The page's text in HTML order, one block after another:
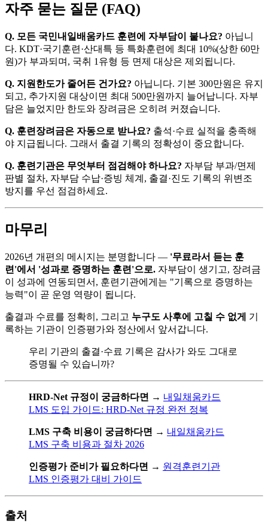
자주 묻는 질문 (FAQ)
Q. 모든 국민내일배움카드 훈련에 자부담이 붙나요? 아닙니
다. KDT·국기훈련·산대특 등 특화훈련에 최대 10%(상한 60만
원)가 부과되며, 국취 1유형 등 면제 대상은 제외됩니다.
Q. 지원한도가 줄어든 건가요? 아닙니다. 기본 300만원은 유지
되고, 추가지원 대상이면 최대 500만원까지 늘어납니다. 자부
담은 늘었지만 한도와 장려금은 오히려 커졌습니다.
Q. 훈련장려금은 자동으로 받나요? 출석·수료 실적을 충족해
야 지급됩니다. 그래서 출결 기록의 정확성이 중요합니다.
Q. 훈련기관은 무엇부터 점검해야 하나요? 자부담 부과/면제
판별 절차, 자부담 수납·증빙 체계, 출결·진도 기록의 위변조
방지를 우선 점검하세요.
마무리
2026년 개편의 메시지는 분명합니다 — '무료라서 듣는 훈
련'에서 '성과로 증명하는 훈련'으로. 자부담이 생기고, 장려금
이 성과에 연동되면서, 훈련기관에게는 "기록으로 증명하는
능력"이 곧 운영 역량이 됩니다.
출결과 수료를 정확히, 그리고 누구도 사후에 고칠 수 없게
기
록하는 기관이 인증평가와 정산에서 앞서갑니다.
우리 기관의 출결·수료 기록은 감사가 와도 그대로
증명될 수 있습니까?
HRD-Net 규정이 궁금하다면 → 내일채움카드
LMS 도입 가이드: HRD-Net 규정 완전 정복
LMS 구축 비용이 궁금하다면 → 내일채움카드
LMS 구축 비용과 절차 2026
인증평가 준비가 필요하다면 → 원격훈련기관
LMS 인증평가 대비 가이드
출처